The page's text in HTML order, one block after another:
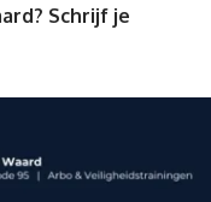
Schrijf je